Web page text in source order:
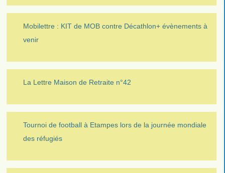
Mobilettre : KIT de MOB contre Décathlon+ évènements à
venir
La Lettre Maison de Retraite n°42
Tournoi de football à Etampes lors de la journée mondiale
des réfugiés